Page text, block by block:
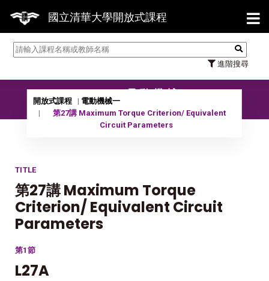
國立清華大學開放式課程
進階搜尋
【
10302 電動機械一
開放式課程
電動機械一
第27講 Maximum Torque Criterion/ Equivalent
Circuit Parameters
TITLE
第27講 Maximum Torque
Criterion/ Equivalent Circuit
Parameters
第1節
L27A